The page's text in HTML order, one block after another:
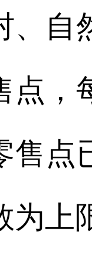
、自
点，
售点
为上